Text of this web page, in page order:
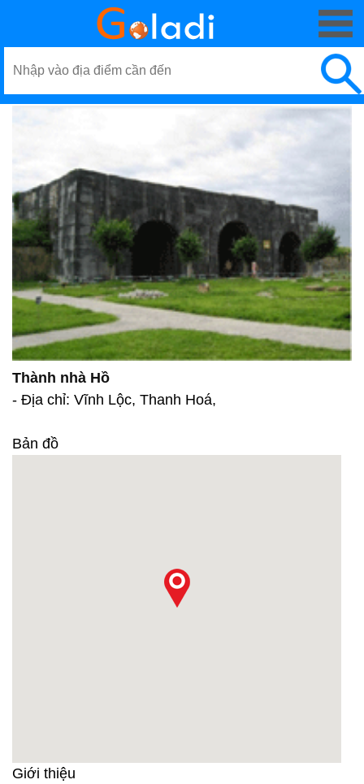
Thành nhà Hồ
- Địa chỉ: Vĩnh Lộc, Thanh Hoá,
Bản đồ
Giới thiệu